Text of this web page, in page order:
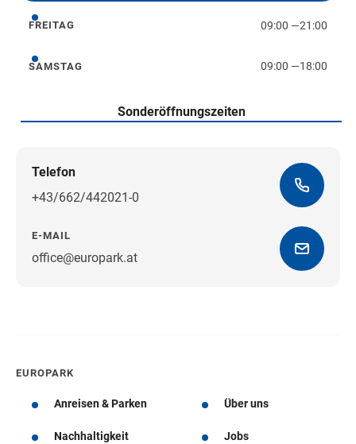
Freitag
FREITAG 09:00 —21:00
Samstag
SAMSTAG 09:00 —18:00
Sonderöffnungszeiten
Telefon
+43/662/442021-0
E-MAIL
office@europark.atWegbeschreibung erhalten
EUROPARK
Anreisen & Parken Über uns
Nachhaltigkeit Jobs